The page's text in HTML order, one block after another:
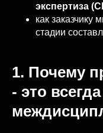
экспертиза
как заказчику
стадии
1. Почему
- это всегда